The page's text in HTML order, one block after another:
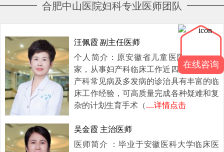
合肥中山医院妇科专业医师团队
汪佩霞 副主任医师
个人简介：原安徽省儿童医院妇产科专
家，从事妇产科临床工作近四十年，对妇
产科常见病及多发病的诊治具有丰富的临
床工作经验，可高质量完成各种疑难和复
杂的计划生育手术（....详情点击
吴金霞 主治医师
医师简介 ：毕业于安徽医科大学临床医
在线咨询